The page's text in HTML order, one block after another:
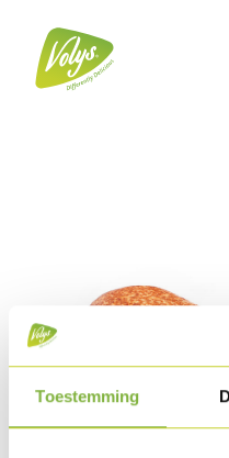
Toestemming